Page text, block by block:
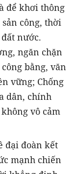
để khơi thông
công, thời
nước.
ngăn chặn
bằng, văn
vững; Chống
dân, chính
vô cảm
đại đoàn kết
mạnh chiến